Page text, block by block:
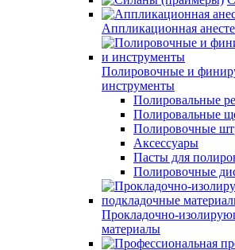
Аппликационная
Полировочные и
инструменты
Полировальные
Полировальные
Полировочные
Аксессуары
Пасты для
Полировочные
Прокладочно-
материалы